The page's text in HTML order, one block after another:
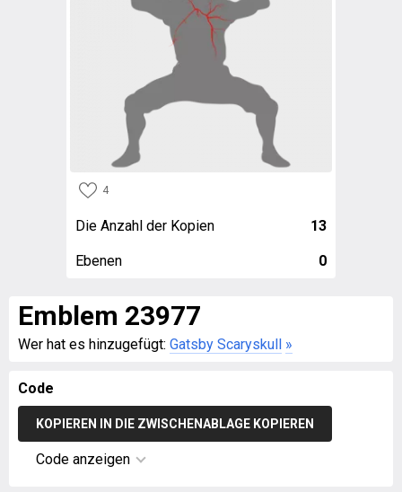
4
Die Anzahl der Kopien 13
Ebenen 0
Emblem 23977
Wer hat es hinzugefügt: Gatsby Scaryskull »
Code
KOPIEREN IN DIE ZWISCHENABLAGE KOPIEREN
Code anzeigen